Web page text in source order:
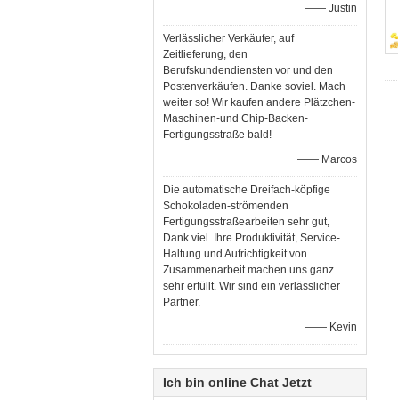
—— Justin
Verlässlicher Verkäufer, auf
Zeitlieferung, den
Berufskundendiensten vor und den
Postenverkäufen. Danke soviel. Mach
weiter so! Wir kaufen andere Plätzchen-
Maschinen-und Chip-Backen-
Fertigungsstraße bald!
—— Marcos
Die automatische Dreifach-köpfige
Schokoladen-strömenden
Fertigungsstraßearbeiten sehr gut,
Dank viel. Ihre Produktivität, Service-
Haltung und Aufrichtigkeit von
Zusammenarbeit machen uns ganz
sehr erfüllt. Wir sind ein verlässlicher
Partner.
—— Kevin
Ich bin online Chat Jetzt